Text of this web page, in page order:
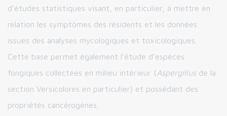
d’études statistiques visant, en particulier, à mettre en
relation les symptômes des résidents et les données
issues des analyses mycologiques et toxicologiques.
Cette base permet également l’étude d’espèces
fongiques collectées en milieu intérieur (Aspergillus de la
section Versicolores en particulier) et possédant des
propriétés cancérogènes.